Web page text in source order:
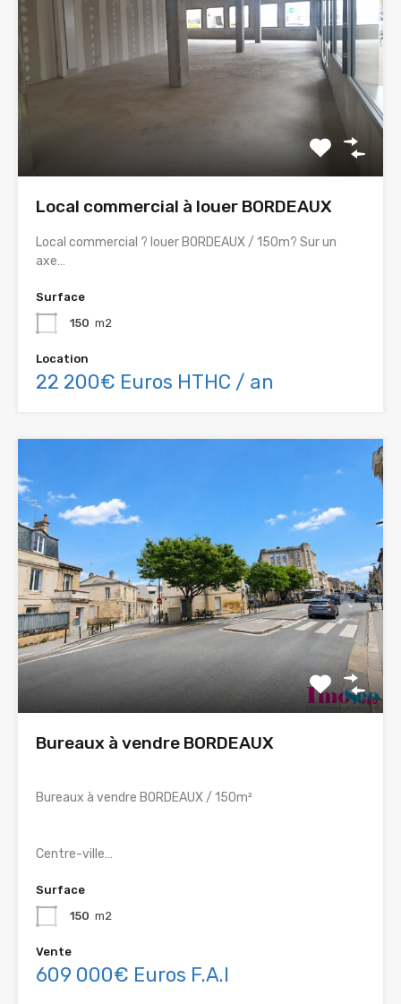
Local commercial à louer BORDEAUX
Local commercial ? louer BORDEAUX / 150m? Sur un
axe…
Surface
150 m2
Location
22 200€ Euros HTHC / an
Bureaux à vendre BORDEAUX
Bureaux à vendre BORDEAUX / 150m²
Centre-ville…
Surface
150 m2
Vente
609 000€ Euros F.A.I